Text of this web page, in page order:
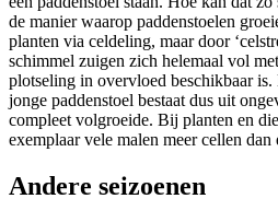
de manier waarop paddenstoelen
planten via celdeling, maar door
schimmel zuigen zich helemaal vol
plotseling in overvloed beschikbaar is.
jonge paddenstoel bestaat dus uit
compleet volgroeide. Bij planten en
exemplaar vele malen meer cellen dan
Andere seizoenen